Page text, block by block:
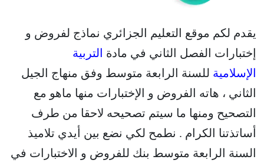
يقدم لكم موقع التعليم الجزائري نماذج لفروض و
إختبارات الفصل الثاني في مادة التربية
الإسلامية للسنة الرابعة متوسط وفق منهاج الجيل
الثاني ، هاته الفروض و الإختبارات منها ماهو مع
التصحيح ومنها ما سيتم تصحيحه لاحقا من طرف
أساتذتنا الكرام . نطمح لكي نضع بين أيدي تلاميذ
السنة الرابعة متوسط بنك للفروض و الاختبارات في